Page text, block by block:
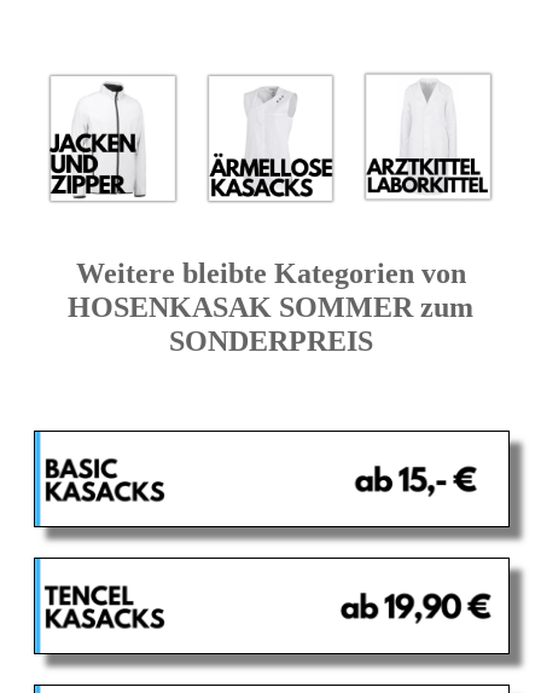
Weitere bleibte Kategorien von
HOSENKASAK SOMMER zum
SONDERPREIS